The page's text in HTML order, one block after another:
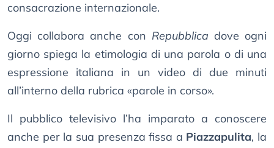
consacrazione internazionale.
Oggi collabora anche con Repubblica dove ogni
giorno spiega la etimologia di una parola o di una
espressione italiana in un video di due minuti
all’interno della rubrica «parole in corso».
Il pubblico televisivo l’ha imparato a conoscere
anche per la sua presenza fissa a Piazzapulita, la